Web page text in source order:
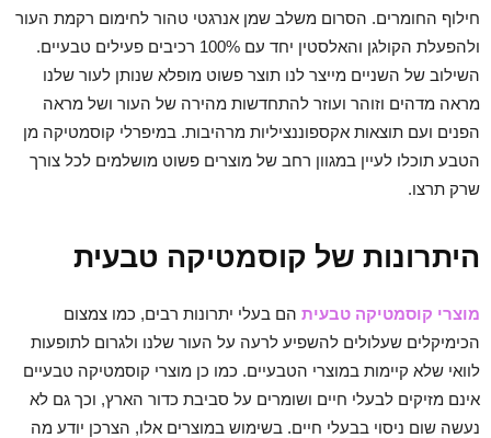
חילוף החומרים. הסרום משלב שמן אנרגטי טהור לחימום רקמת העור
ולהפעלת הקולגן והאלסטין יחד עם 100% רכיבים פעילים טבעיים.
השילוב של השניים מייצר לנו תוצר פשוט מופלא שנותן לעור שלנו
מראה מדהים וזוהר ועוזר להתחדשות מהירה של העור ושל מראה
הפנים ועם תוצאות אקספוננציליות מרהיבות. במיפרלי קוסמטיקה מן
הטבע תוכלו לעיין במגוון רחב של מוצרים פשוט מושלמים לכל צורך
שרק תרצו.
היתרונות של קוסמטיקה טבעית
מוצרי קוסמטיקה טבעית הם בעלי יתרונות רבים, כמו צמצום
הכימיקלים שעלולים להשפיע לרעה על העור שלנו ולגרום לתופעות
לוואי שלא קיימות במוצרי הטבעיים. כמו כן מוצרי קוסמטיקה טבעיים
אינם מזיקים לבעלי חיים ושומרים על סביבת כדור הארץ, וכך גם לא
נעשה שום ניסוי בבעלי חיים. בשימוש במוצרים אלו, הצרכן יודע מה